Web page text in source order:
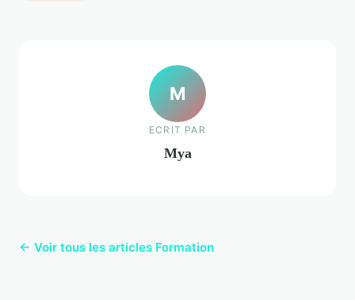
M
ECRIT PAR
Mya
← Voir tous les articles Formation